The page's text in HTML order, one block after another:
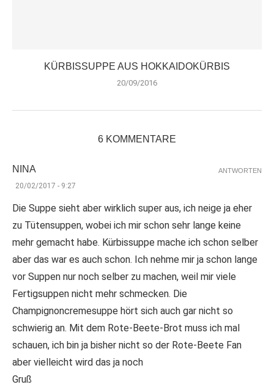
KÜRBISSUPPE AUS HOKKAIDOKÜRBIS
20/09/2016
6 KOMMENTARE
NINA
20/02/2017 - 9:27
Die Suppe sieht aber wirklich super aus, ich neige ja eher
zu Tütensuppen, wobei ich mir schon sehr lange keine
mehr gemacht habe. Kürbissuppe mache ich schon selber
aber das war es auch schon. Ich nehme mir ja schon lange
vor Suppen nur noch selber zu machen, weil mir viele
Fertigsuppen nicht mehr schmecken. Die
Champignoncremesuppe hört sich auch gar nicht so
schwierig an. Mit dem Rote-Beete-Brot muss ich mal
schauen, ich bin ja bisher nicht so der Rote-Beete Fan
aber vielleicht wird das ja noch
Gruß
ANTWORTEN